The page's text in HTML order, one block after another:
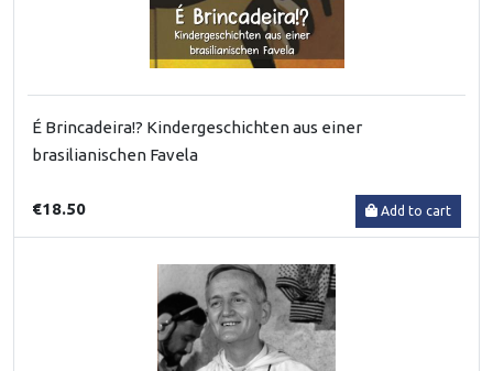
É Brincadeira!? Kindergeschichten aus einer
brasilianischen Favela
€18.50 Add to cart